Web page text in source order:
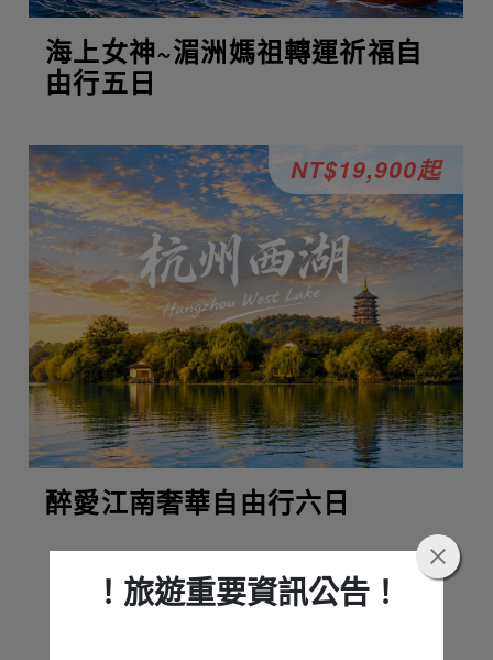
！旅遊重要資訊公告！
海上女神~湄洲媽祖轉運祈福自
由行五日
醉愛江南奢華自由行六日
NT$19,900起